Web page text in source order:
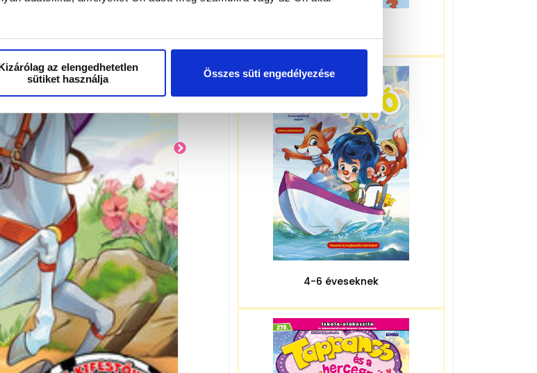
az elengedhetetlen
sütiket használja
Összes süti engedélyezése
4-6 éveseknek